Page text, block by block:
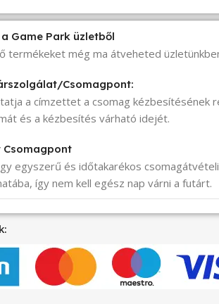
Game Park üzletből
termékeket még ma átveheted
Csomagpont:
a címzettet a csomag kézbesítésének
és a kézbesítés várható idejét.
Csomagpont
egyszerű és időtakarékos
így nem kell egész nap várni a futárt.